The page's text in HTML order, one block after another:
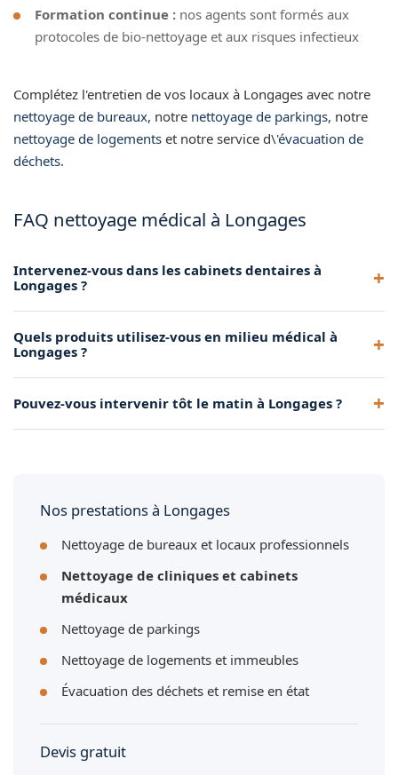
Formation continue : nos agents sont formés aux
protocoles de bio-nettoyage et aux risques infectieux
Complétez l'entretien de vos locaux à Longages avec notre
nettoyage de bureaux, notre nettoyage de parkings, notre
nettoyage de logements et notre service d\'évacuation de
déchets.
FAQ nettoyage médical à Longages
Intervenez-vous dans les cabinets dentaires à
Longages ?
des protocoles adaptés aux zones de soins, de stérilisation
et d'accueil.
Quels produits utilisez-vous en milieu médical à
Longages ?
pour le milieu médical, virucides et bactéricides, adaptés à
chaque surface de votre cabinet à Longages.
Pouvez-vous intervenir tôt le matin à Longages ?
Nos prestations à Longages
Nettoyage de bureaux et locaux professionnels
Nettoyage de cliniques et cabinets
médicaux
Nettoyage de parkings
Nettoyage de logements et immeubles
Évacuation des déchets et remise en état
Devis gratuit